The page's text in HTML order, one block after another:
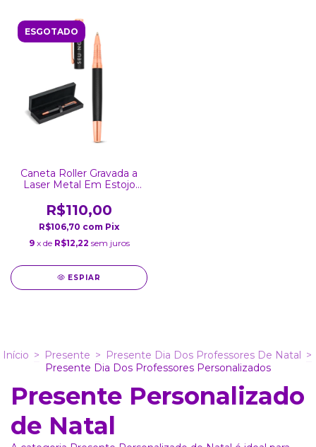
ESGOTADO
Caneta Roller Gravada a
Laser Metal Em Estojo
R$110,00
R$106,70 com Pix
9 x de R$12,22 sem juros
ESPIAR
Início > Presente > Presente Dia Dos Professores De Natal >
Presente Dia Dos Professores Personalizados
Presente Personalizado
de Natal